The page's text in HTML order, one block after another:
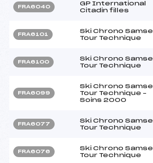
FRA6040
GP International
Citadin filles
FRA6101
Ski Chrono Samse
Tour Technique
FRA6100
Ski Chrono Samse
Tour Technique
FRA6099
Ski Chrono Samse
Tour Technique –
Soins 2000
FRA6077
Ski Chrono Samse
Tour Technique
FRA6076
Ski Chrono Samse
Tour Technique